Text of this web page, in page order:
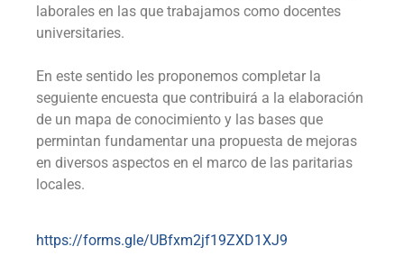
laborales en las que trabajamos como docentes
universitaries.
En este sentido les proponemos completar la
seguiente encuesta que contribuirá a la elaboración
de un mapa de conocimiento y las bases que
permintan fundamentar una propuesta de mejoras
en diversos aspectos en el marco de las paritarias
locales.
https://forms.gle/UBfxm2jf19ZXD1XJ9